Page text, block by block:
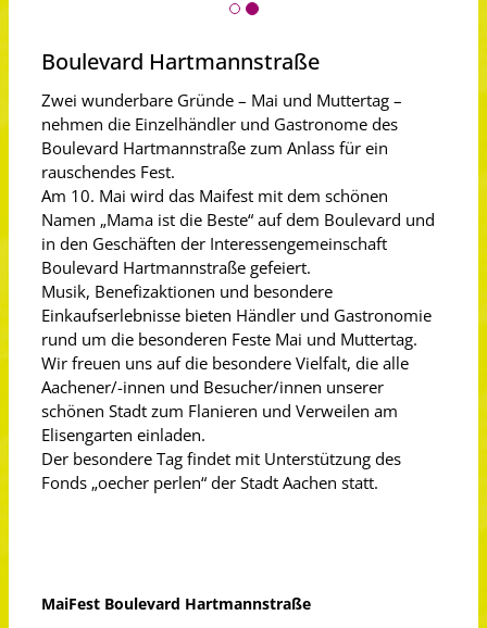
Boulevard Hartmannstraße
Zwei wunderbare Gründe – Mai und Muttertag –
nehmen die Einzelhändler und Gastronome des
Boulevard Hartmannstraße zum Anlass für ein
rauschendes Fest.
Am 10. Mai wird das Maifest mit dem schönen
Namen „Mama ist die Beste“ auf dem Boulevard und
in den Geschäften der Interessengemeinschaft
Boulevard Hartmannstraße gefeiert.
Musik, Benefizaktionen und besondere
Einkaufserlebnisse bieten Händler und Gastronomie
rund um die besonderen Feste Mai und Muttertag.
Wir freuen uns auf die besondere Vielfalt, die alle
Aachener/-innen und Besucher/innen unserer
schönen Stadt zum Flanieren und Verweilen am
Elisengarten einladen.
Der besondere Tag findet mit Unterstützung des
Fonds „oecher perlen“ der Stadt Aachen statt.
MaiFest Boulevard Hartmannstraße